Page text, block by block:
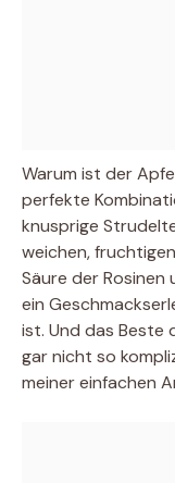
Warum ist der
perfekte
knusprige
weichen,
Säure der Rosinen
ein
ist. Und das Beste
gar nicht so
meiner einfachen